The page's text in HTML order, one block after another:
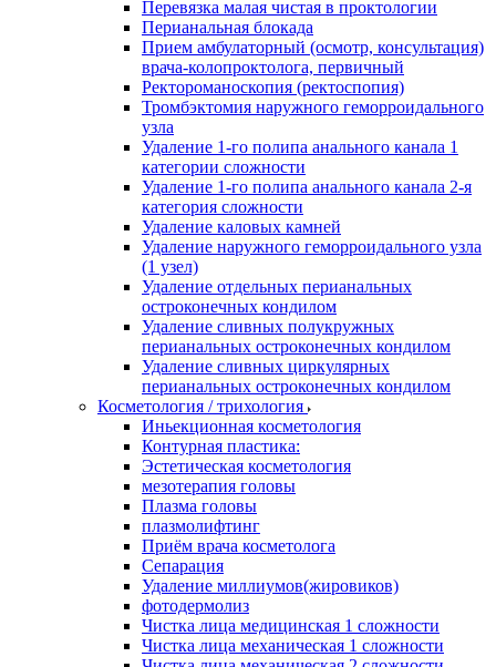
Перевязка малая чистая в проктологии
Перианальная блокада
Прием амбулаторный (осмотр, консультация)
врача-колопроктолога, первичный
Ректороманоскопия (ректоспопия)
Тромбэктомия наружного геморроидального
узла
Удаление 1-го полипа анального канала 1
категории сложности
Удаление 1-го полипа анального канала 2-я
категория сложности
Удаление каловых камней
Удаление наружного геморроидального узла
(1 узел)
Удаление отдельных перианальных
остроконечных кондилом
Удаление сливных полукружных
перианальных остроконечных кондилом
Удаление сливных циркулярных
перианальных остроконечных кондилом
Косметология / трихология
Иньекционная косметология
Контурная пластика:
Эстетическая косметология
мезотерапия головы
Плазма головы
плазмолифтинг
Приём врача косметолога
Сепарация
Удаление миллиумов(жировиков)
фотодермолиз
Чистка лица медицинская 1 сложности
Чистка лица механическая 1 сложности